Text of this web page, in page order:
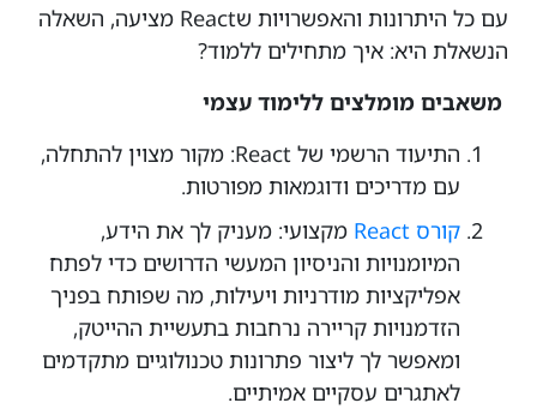
עם כל היתרונות והאפשרויות שReact מציעה, השאלה
הנשאלת היא: איך מתחילים ללמוד?
משאבים מומלצים ללימוד עצמי
התיעוד הרשמי של React: מקור מצוין להתחלה,
עם מדריכים ודוגמאות מפורטות.
קורס React
מקצועי: מעניק לך את הידע,
המיומנויות והניסיון המעשי הדרושים כדי לפתח
אפליקציות מודרניות ויעילות, מה שפותח בפניך
הזדמנויות קריירה נרחבות בתעשיית ההייטק,
ומאפשר לך ליצור פתרונות טכנולוגיים מתקדמים
לאתגרים עסקיים אמיתיים.